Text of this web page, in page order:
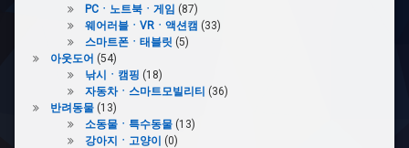
PCㆍ노트북ㆍ게임 (87)
웨어러블ㆍVRㆍ액션캠 (33)
스마트폰ㆍ태블릿 (5)
아웃도어 (54)
낚시ㆍ캠핑 (18)
자동차ㆍ스마트모빌리티 (36)
반려동물(13)
소동물ㆍ특수동물(13)
강아지ㆍ고양이
(0)